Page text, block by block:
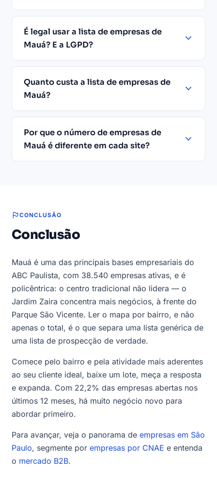
É legal usar a lista de empresas de
Mauá? E a LGPD?
Quanto custa a lista de empresas de
Mauá?
Por que o número de empresas de
Mauá é diferente em cada site?
CONCLUSÃO
Conclusão
Mauá é uma das principais bases empresariais do
ABC Paulista, com 38.540 empresas ativas, e é
policêntrica: o centro tradicional não lidera — o
Jardim Zaira concentra mais negócios, à frente do
Parque São Vicente. Ler o mapa por bairro, e não
apenas o total, é o que separa uma lista genérica de
uma lista de prospecção de verdade.
Comece pelo bairro e pela atividade mais aderentes
ao seu cliente ideal, baixe um lote, meça a resposta
e expanda. Com 22,2% das empresas abertas nos
últimos 12 meses, há muito negócio novo para
abordar primeiro.
Para avançar, veja o panorama de empresas em São
Paulo, segmente por empresas por CNAE e entenda
o mercado B2B.